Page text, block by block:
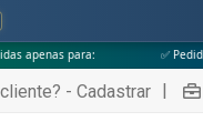
✅ Pedidos no interior de
- Cadastrar |